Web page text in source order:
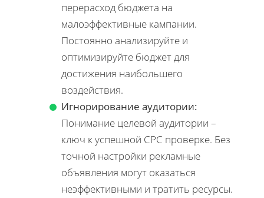
перерасход бюджета на
малоэффективные кампании.
Постоянно анализируйте и
оптимизируйте бюджет для
достижения наибольшего
воздействия.
Игнорирование аудитории:
Понимание целевой аудитории –
ключ к успешной CPC проверке. Без
точной настройки рекламные
объявления могут оказаться
неэффективными и тратить ресурсы.